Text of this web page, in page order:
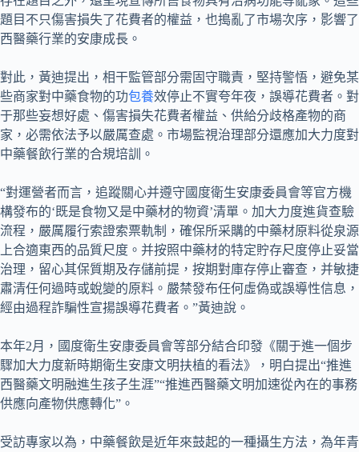
題目不只傷害損失了花費者的權益，也搗亂了市場次序，影響了
西醫藥行業的安康成長。
對此，黃迪提出，相干監管部分需固守職責，堅持警悟，避免某
些商家對中藥食物的功包養效停止不實夸年夜，誤導花費者。對
于那些妄想好處、傷害損失花費者權益、供給分歧格產物的商
家，必需依法予以嚴厲查處。市場監視治理部分還應加大力度對
中藥餐飲行業的合規培訓。
“對運營者而言，追蹤關心并遵守國度衛生安康委員會等官方機
構發布的‘既是食物又是中藥材的物資’清單。加大力度進貨查驗
流程，嚴厲履行索證索票軌制，確保所采購的中藥材原料從泉源
上合適東西的品質尺度。并按照中藥材的特定貯存尺度停止妥當
治理，留心其保質期及存儲前提，按期對庫存停止審查，并敏捷
肅清任何過時或蛻變的原料。嚴禁發布任何虛偽或誤導性信息，
經由過程詐騙性宣揚誤導花費者。”黃迪說。
本年2月，國度衛生安康委員會等部分結合印發《關于進一個步
驟加大力度新時期衛生安康文明扶植的看法》，明白提出“推進
西醫藥文明融進生孩子生涯”“推進西醫藥文明加速從內在的事務
供應向產物供應轉化”。
受訪專家以為，中藥餐飲是近年來鼓起的一種攝生方法，為年青